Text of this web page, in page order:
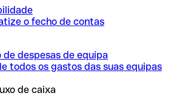
o fecho de contas
de despesas de equipa
todos os gastos das suas equipas
de caixa